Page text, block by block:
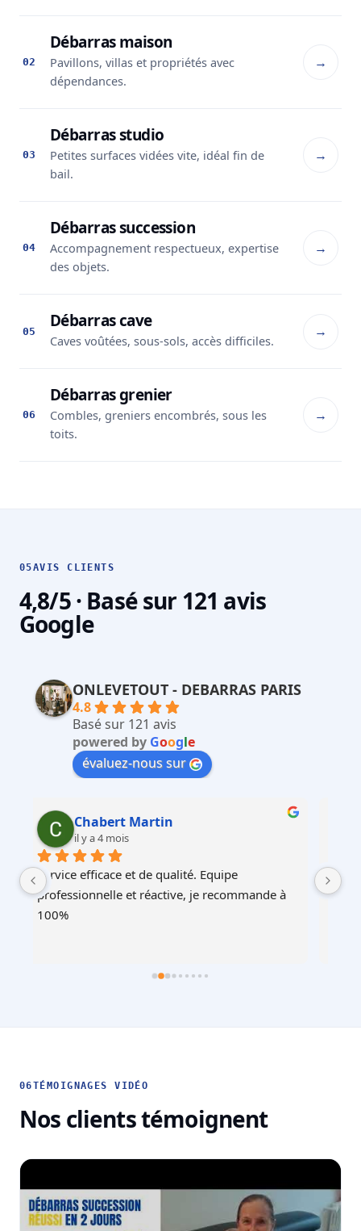
02
Débarras maison
Pavillons, villas et propriétés avec
dépendances.
→
03
Débarras studio
Petites surfaces vidées vite, idéal fin de
bail.
→
04
Débarras succession
Accompagnement respectueux, expertise
des objets.
→
05 Débarras cave
Caves voûtées, sous-sols, accès difficiles.
→
06
Débarras grenier
Combles, greniers encombrés, sous les
toits.
→
05AVIS CLIENTS
4,8/5 · Basé sur 121 avis
Google
ONLEVETOUT - DEBARRAS PARIS
4.8
Basé sur 121 avis
powered by Google
évaluez-nous sur
Martin Faliu
il y a 4 mois
Service au top, devis ultra rapide et cohérent,
équipes professionnelles et soignéesJe
recommande !
06TÉMOIGNAGES VIDÉO
Nos clients témoignent